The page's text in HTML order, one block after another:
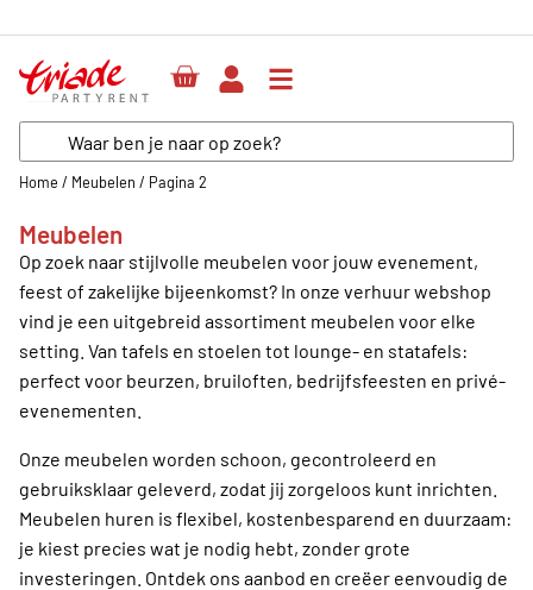
Home / Meubelen / Pagina 2
Meubelen
Op zoek naar stijlvolle meubelen voor jouw evenement,
feest of zakelijke bijeenkomst? In onze verhuur webshop
vind je een uitgebreid assortiment meubelen voor elke
setting. Van tafels en stoelen tot lounge- en statafels:
perfect voor beurzen, bruiloften, bedrijfsfeesten en privé-
evenementen.
Onze meubelen worden schoon, gecontroleerd en
gebruiksklaar geleverd, zodat jij zorgeloos kunt inrichten.
Meubelen huren is flexibel, kostenbesparend en duurzaam:
je kiest precies wat je nodig hebt, zonder grote
investeringen. Ontdek ons aanbod en creëer eenvoudig de